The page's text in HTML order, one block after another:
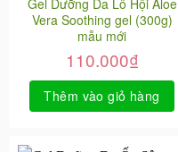
Gel Dưỡng Da Lô Hội Aloe
Vera Soothing gel (300g)
mẫu mới
110.000₫
Thêm vào giỏ hàng